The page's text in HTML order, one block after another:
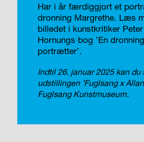
Har i år færdiggjort et
dronning Margrethe. Læs
billedet i kunstkritiker
Hornungs bog ’En
portrætter’.
Indtil 26. januar 2025 kan du
udstillingen ’Fuglsang x
Fuglsang Kunstmuseum.